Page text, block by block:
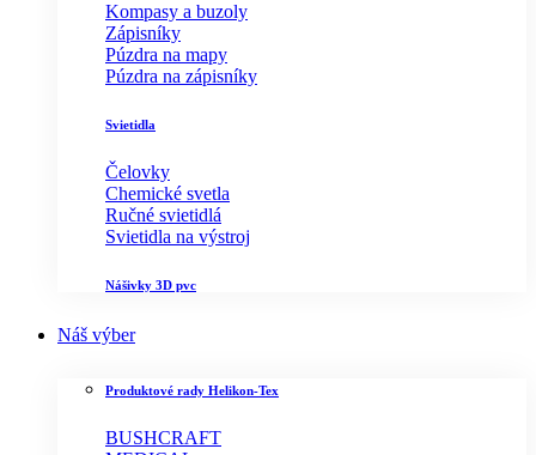
Kompasy a buzoly
Zápisníky
Púzdra na mapy
Púzdra na zápisníky
Svietidla
Čelovky
Chemické svetla
Ručné svietidlá
Svietidla na výstroj
Nášivky 3D pvc
Náš výber
Produktové rady Helikon-Tex
BUSHCRAFT